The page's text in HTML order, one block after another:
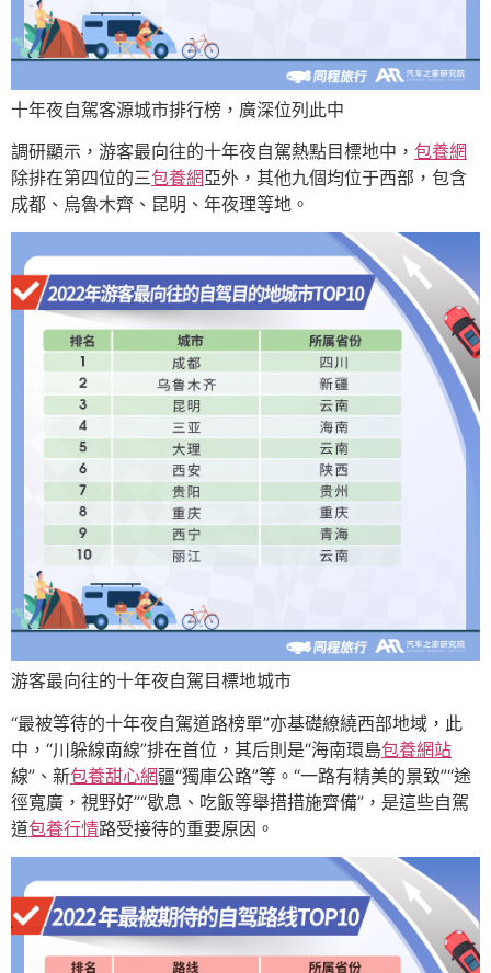
十年夜自駕客源城市排行榜，廣深位列此中
調研顯示，游客最向往的十年夜自駕熱點目標地中， 包養網
除排在第四位的三包養網亞外，其他九個均位于西部，包含
成都、烏魯木齊、昆明、年夜理等地。
游客最向往的十年夜自駕目標地城市
“最被等待的十年夜自駕道路榜單”亦基礎繚繞西部地域，此
中，“川躲線南線”排在首位，其后則是“海南環島包養網站
線”、新包養甜心網疆“獨庫公路”等。“一路有精美的景致”“途
徑寬廣，視野好”“歇息、吃飯等舉措措施齊備”，是這些自駕
道包養行情路受接待的重要原因。